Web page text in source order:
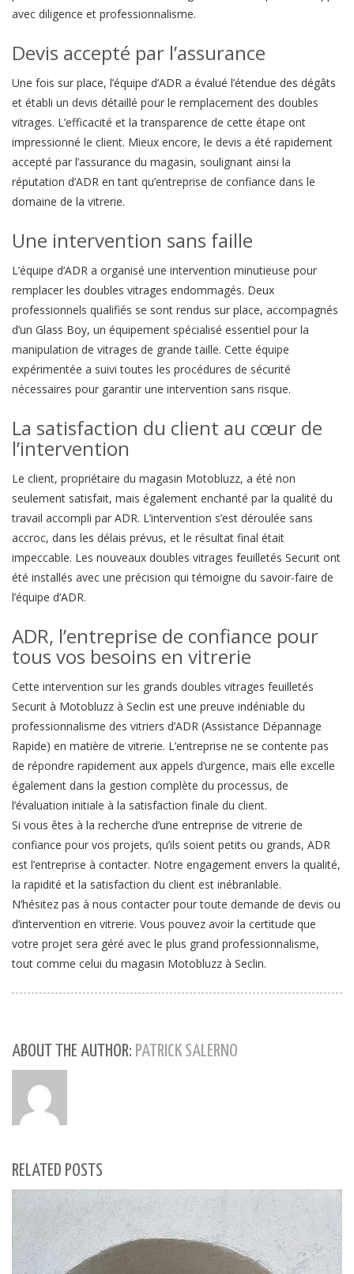
avec diligence et professionnalisme.
Devis accepté par l’assurance
Une fois sur place, l’équipe d’ADR a évalué l’étendue des dégâts
et établi un devis détaillé pour le remplacement des doubles
vitrages. L’efficacité et la transparence de cette étape ont
impressionné le client. Mieux encore, le devis a été rapidement
accepté par l’assurance du magasin, soulignant ainsi la
réputation d’ADR en tant qu’entreprise de confiance dans le
domaine de la vitrerie.
Une intervention sans faille
L’équipe d’ADR a organisé une intervention minutieuse pour
remplacer les doubles vitrages endommagés. Deux
professionnels qualifiés se sont rendus sur place, accompagnés
d’un Glass Boy, un équipement spécialisé essentiel pour la
manipulation de vitrages de grande taille. Cette équipe
expérimentée a suivi toutes les procédures de sécurité
nécessaires pour garantir une intervention sans risque.
La satisfaction du client au cœur de
l’intervention
Le client, propriétaire du magasin Motobluzz, a été non
seulement satisfait, mais également enchanté par la qualité du
travail accompli par ADR. L’intervention s’est déroulée sans
accroc, dans les délais prévus, et le résultat final était
impeccable. Les nouveaux doubles vitrages feuilletés Securit ont
été installés avec une précision qui témoigne du savoir-faire de
l’équipe d’ADR.
ADR, l’entreprise de confiance pour
tous vos besoins en vitrerie
Cette intervention sur les grands doubles vitrages feuilletés
Securit à Motobluzz à Seclin est une preuve indéniable du
professionnalisme des vitriers d’ADR (Assistance Dépannage
Rapide) en matière de vitrerie. L’entreprise ne se contente pas
de répondre rapidement aux appels d’urgence, mais elle excelle
également dans la gestion complète du processus, de
l’évaluation initiale à la satisfaction finale du client.
Si vous êtes à la recherche d’une entreprise de vitrerie de
confiance pour vos projets, qu’ils soient petits ou grands, ADR
est l’entreprise à contacter. Notre engagement envers la qualité,
la rapidité et la satisfaction du client est inébranlable.
N’hésitez pas à nous contacter pour toute demande de devis ou
d’intervention en vitrerie. Vous pouvez avoir la certitude que
votre projet sera géré avec le plus grand professionnalisme,
tout comme celui du magasin Motobluzz à Seclin.
ABOUT THE AUTHOR: PATRICK SALERNO
RELATED POSTS